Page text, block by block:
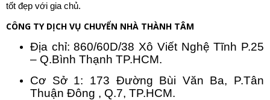
tốt đẹp với gia chủ.
CÔNG TY DỊCH VỤ CHUYỂN NHÀ THÀNH TÂM
Địa chỉ: 860/60D/38 Xô Viết Nghệ Tĩnh P.25
– Q.Bình Thạnh TP.HCM.
Cơ Sở 1: 173 Đường Bùi Văn Ba, P.Tân
Thuận Đông , Q.7, TP.HCM.